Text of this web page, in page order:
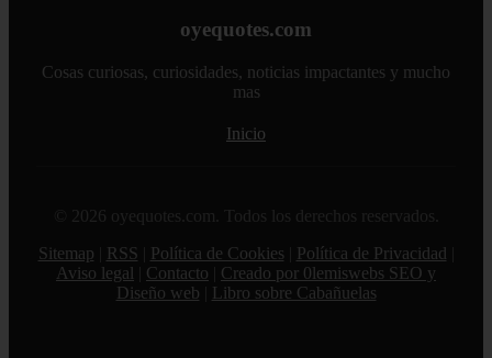
oyequotes.com
Cosas curiosas, curiosidades, noticias impactantes y mucho
mas
Inicio
© 2026 oyequotes.com. Todos los derechos reservados.
Sitemap
RSS Política de Cookies Política de Privacidad
Aviso legal
Contacto
Creado por 0lemiswebs SEO y
Diseño web
Libro sobre Cabañuelas